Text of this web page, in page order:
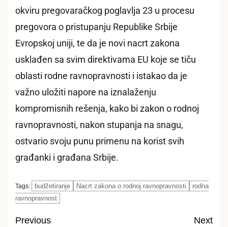
okviru pregovaračkog poglavlja 23 u procesu
pregovora o pristupanju Republike Srbije
Evropskoj uniji, te da je novi nacrt zakona
usklađen sa svim direktivama EU koje se tiču
oblasti rodne ravnopravnosti i istakao da je
važno uložiti napore na iznalaženju
kompromisnih rešenja, kako bi zakon o rodnoj
ravnopravnosti, nakon stupanja na snagu,
ostvario svoju punu primenu na korist svih
građanki i građana Srbije.
Tags: budžetiranje Nacrt zakona o rodnoj ravnopravnosti
rodna
ravnopravnost
Previous
Next